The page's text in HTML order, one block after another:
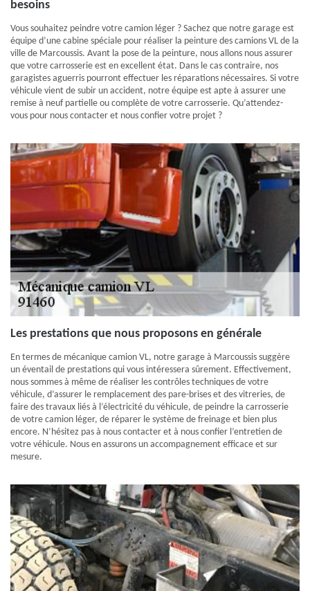
besoins
Vous souhaitez peindre votre camion léger ? Sachez que notre garage est
équipe d’une cabine spéciale pour réaliser la peinture des camions VL de la
ville de Marcoussis. Avant la pose de la peinture, nous allons nous assurer
que votre carrosserie est en excellent état. Dans le cas contraire, nos
garagistes aguerris pourront effectuer les réparations nécessaires. Si votre
véhicule vient de subir un accident, notre équipe est apte à assurer une
remise à neuf partielle ou complète de votre carrosserie. Qu’attendez-
vous pour nous contacter et nous confier votre projet ?
Les prestations que nous proposons en générale
En termes de mécanique camion VL, notre garage à Marcoussis suggère
un éventail de prestations qui vous intéressera sûrement. Effectivement,
nous sommes à même de réaliser les contrôles techniques de votre
véhicule, d’assurer le remplacement des pare-brises et des vitreries, de
faire des travaux liés à l’électricité du véhicule, de peindre la carrosserie
de votre camion léger, de réparer le système de freinage et bien plus
encore. N’hésitez pas à nous contacter et à nous confier l’entretien de
votre véhicule. Nous en assurons un accompagnement efficace et sur
mesure.